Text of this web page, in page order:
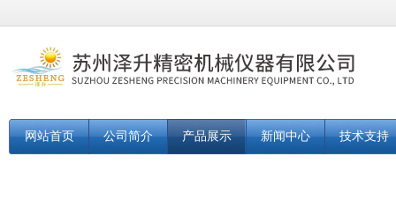
网站首页 公司简介 产品展示 新闻中心 技术支持